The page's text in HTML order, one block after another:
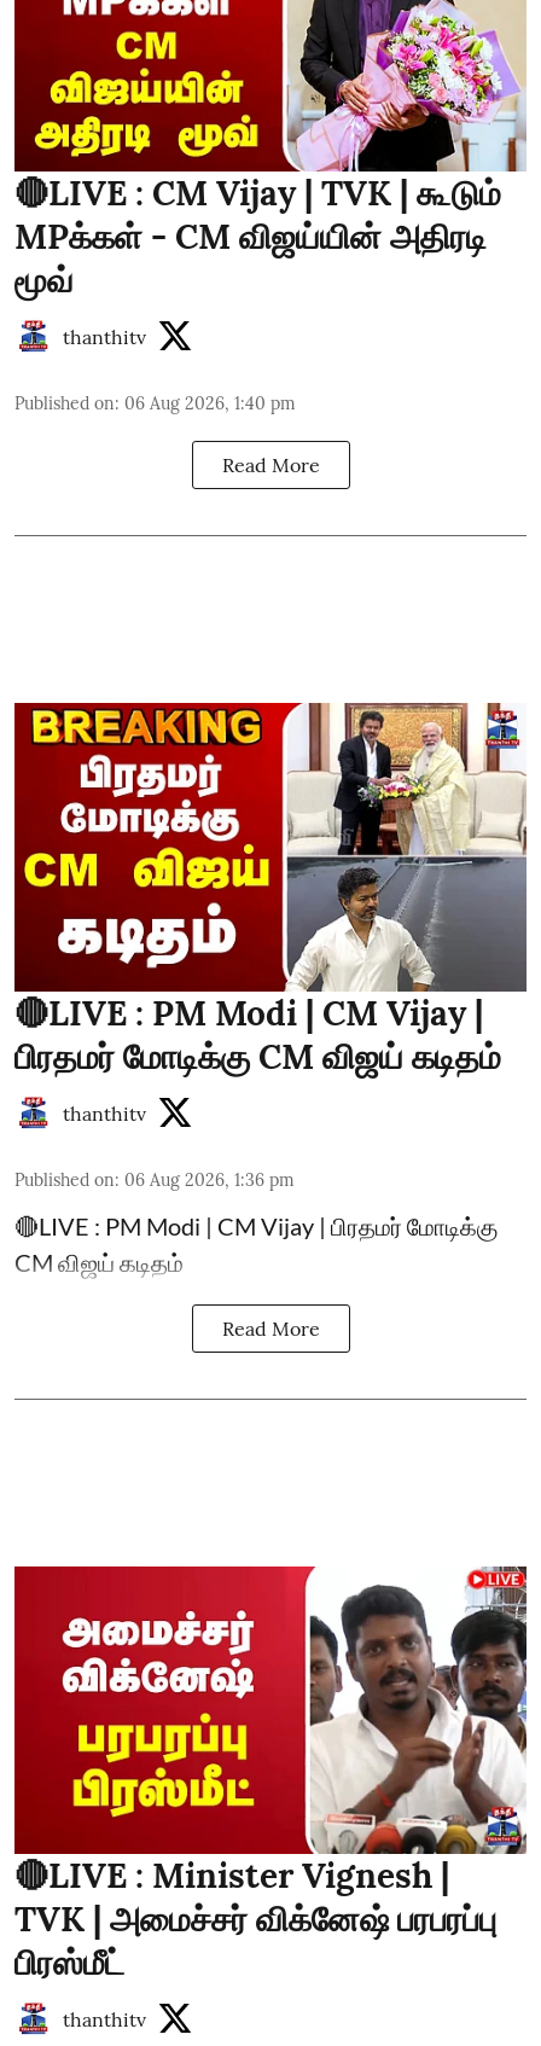
🔴LIVE : CM Vijay | TVK | கூடும்
MPக்கள் - CM விஜய்யின் அதிரடி
மூவ்
thanthitv
Published on: 06 Aug 2026, 1:40 pm
Read More
🔴LIVE : PM Modi | CM Vijay |
பிரதமர் மோடிக்கு CM விஜய் கடிதம்
thanthitv
Published on: 06 Aug 2026, 1:36 pm
🔴LIVE : PM Modi | CM Vijay | பிரதமர் மோடிக்கு
CM விஜய் கடிதம்
Read More
🔴LIVE : Minister Vignesh |
TVK | அமைச்சர் விக்னேஷ் பரபரப்பு
பிரஸ்மீட்
thanthitv